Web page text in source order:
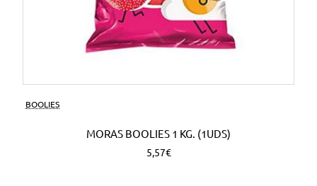
BOOLIES
MORAS BOOLIES 1 KG. (1UDS)
5,57€